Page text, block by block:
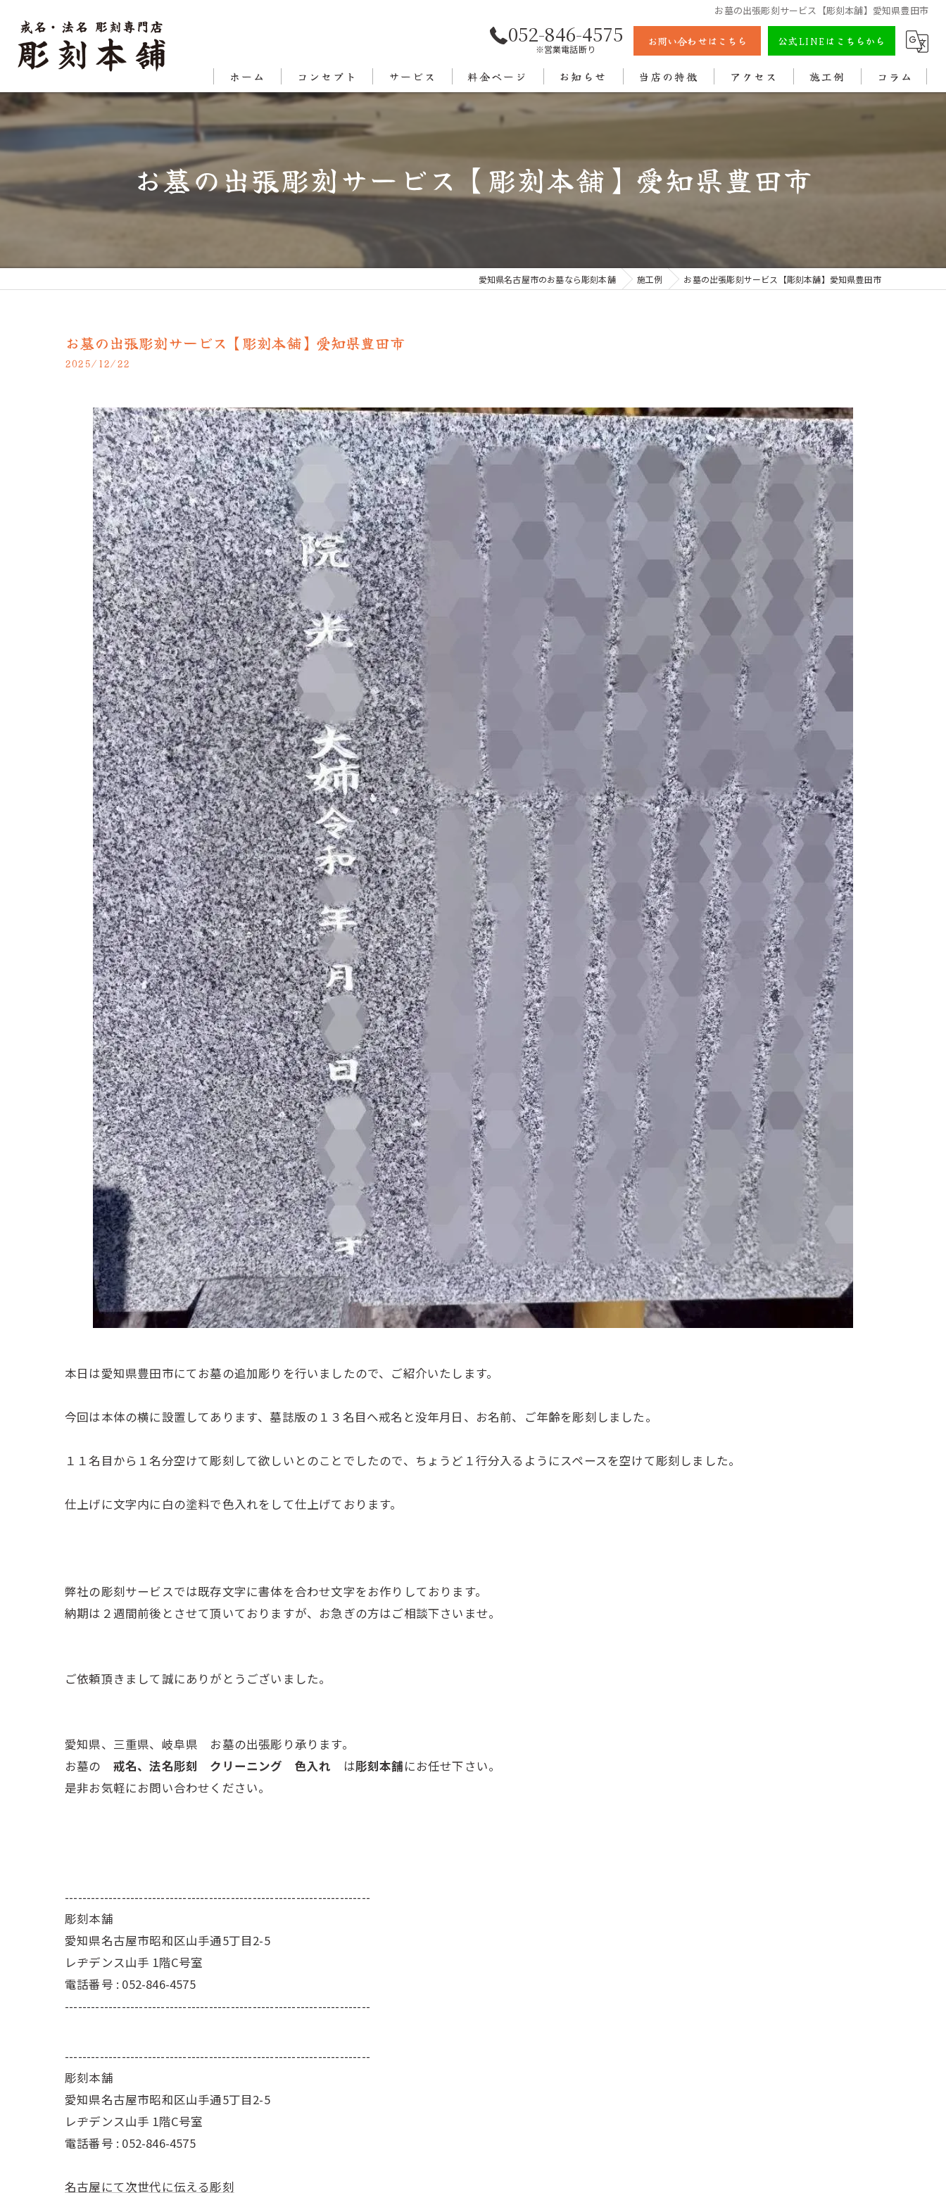
お墓の出張彫刻サービス【彫刻本舗】愛知県豊田市
052-846-4575
※営業電話断り
お問い合わせはこちら 公式LINEはこちらから
ホーム コンセプト
代表あいさつ
サービス 料金ページ お知らせ 当店の特徴
法名
色入れ
アクセス 施工例 コラム
お墓の出張彫刻サービス【彫刻本舗】愛知県豊田市
愛知県名古屋市のお墓なら彫刻本舗 施工例 お墓の出張彫刻サービス【彫刻本舗】愛知県豊田市
お墓の出張彫刻サービス【彫刻本舗】愛知県豊田市
2025/12/22
本日は愛知県豊田市にてお墓の追加彫りを行いましたので、ご紹介いたします。
今回は本体の横に設置してあります、墓誌版の１３名目へ戒名と没年月日、お名前、ご年齢を彫刻しました。
１１名目から１名分空けて彫刻して欲しいとのことでしたので、ちょうど１行分入るようにスペースを空けて彫刻しました。
仕上げに文字内に白の塗料で色入れをして仕上げております。
弊社の彫刻サービスでは既存文字に書体を合わせ文字をお作りしております。
納期は２週間前後とさせて頂いておりますが、お急ぎの方はご相談下さいませ。
ご依頼頂きまして誠にありがとうございました。
愛知県、三重県、岐阜県 お墓の出張彫り承ります。
お墓の 戒名、法名彫刻 クリーニング 色入れ は彫刻本舗にお任せ下さい。
是非お気軽にお問い合わせください。
----------------------------------------------------------------------
彫刻本舗
愛知県名古屋市昭和区山手通5丁目2-5
レヂデンス山手 1階C号室
電話番号 : 052-846-4575
----------------------------------------------------------------------
----------------------------------------------------------------------
彫刻本舗
愛知県名古屋市昭和区山手通5丁目2-5
レヂデンス山手 1階C号室
電話番号 : 052-846-4575
名古屋にて次世代に伝える彫刻